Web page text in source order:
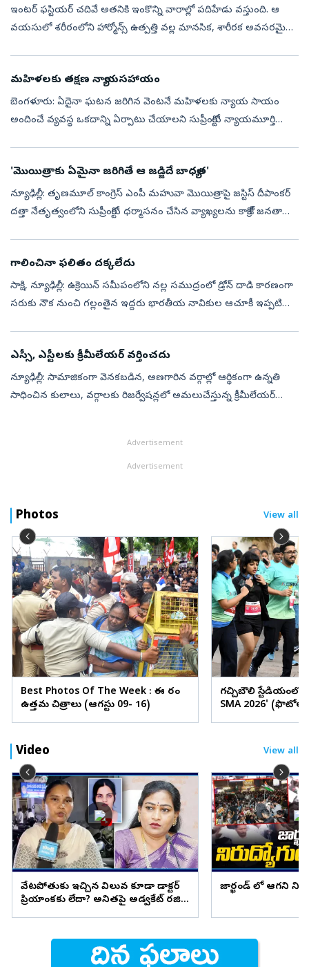
ఇంటర్‌ ఫస్టియర్‌ చదివే అతనికి ఇంకొన్ని వారాల్లో పదిహేడు వస్తుంది. ఆ
వయసులో శరీరంలోని హార్మోన్స్‌ ఉత్పత్తి వల్ల మానసిక, శారీరక అవసరమైన
మహిళలకు తక్షణ న్యాయసహాయం
బెంగళూరు: ఏదైనా ఘటన జరిగిన వెంటనే మహిళలకు న్యాయ సాయం
అందించే వ్యవస్థ ఒకదాన్ని ఏర్పాటు చేయాలని సుప్రీంకోర్టు న్యాయమూర్తి
'మొయిత్రాకు ఏమైనా జ‌రిగితే ఆ జ‌డ్జిదే బాధ్య‌త‌'
న్యూఢిల్లీ: తృణమూల్ కాంగ్రెస్ ఎంపీ మహువా మొయిత్రాపై జస్టిస్ దీపాంకర్
దత్తా నేతృత్వంలోని సుప్రీంకోర్టు ధర్మాసనం చేసిన వ్యాఖ్య‌ల‌ను కాక్రోజ్ జ‌న‌తా
గాలించినా ఫలితం దక్కలేదు
సాక్షి, న్యూఢిల్లీ: ఉక్రెయిన్‌ సమీపంలోని నల్ల సముద్రంలో డ్రోన్‌ దాడి కారణంగా
సరుకు నౌక నుంచి గల్లంతైన ఇద్దరు భారతీయ నావికుల ఆచూకీ ఇప్పటి
ఎస్సీ, ఎస్టీలకు క్రీమీలేయర్‌ వర్తించదు
న్యూఢిల్లీ: సామాజికంగా వెనకబడిన, అణగారిన వర్గాల్లో ఆర్థికంగా ఉన్నతి
సాధించిన కులాలు, వర్గాలకు రిజర్వేషన్లలో అమలుచేస్తున్న క్రీమీలేయర్‌
Advertisement
Advertisement
Photos View all
Best Photos Of The Week : ఈ వారం
ఉత్తమ చిత్రాలు (ఆగస్టు 09- 16)
గచ్చిబౌలి స్టేడియంలో
SMA 2026'
Video View all
వేటపోతుకు ఇచ్చిన విలువ కూడా డాక్టర్
ప్రియాంకకు లేదా? అనితపై అడ్వకేట్ రజిని
జార్ఖండ్ లో ఆగని